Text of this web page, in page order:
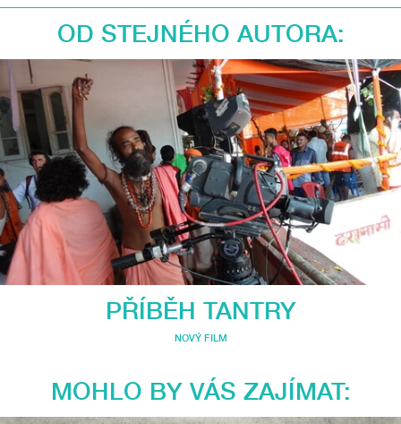
OD STEJNÉHO AUTORA:
PŘÍBĚH TANTRY
NOVÝ FILM
MOHLO BY VÁS ZAJÍMAT: